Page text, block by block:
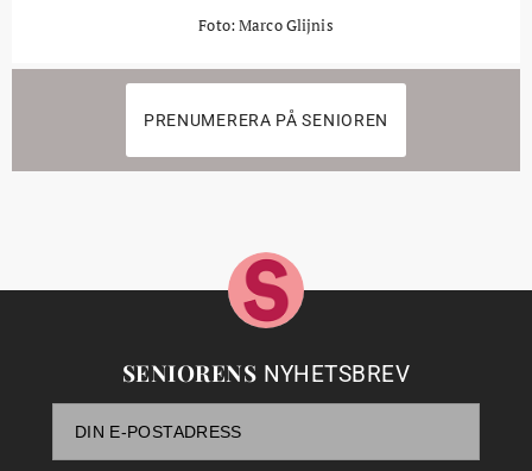
Foto: Marco Glijnis
PRENUMERERA PÅ SENIOREN
SENIORENS NYHETSBREV